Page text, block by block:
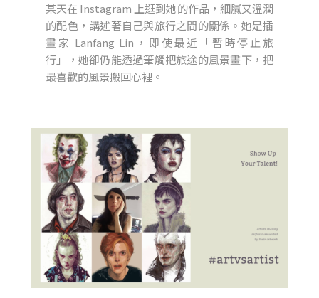
某天在 Instagram 上逛到她的作品，細膩又溫潤
的配色，講述著自己與旅行之間的關係。她是插
畫家 Lanfang Lin，即使最近「暫時停止旅
行」，她卻仍能透過筆觸把旅途的風景畫下，把
最喜歡的風景搬回心裡。